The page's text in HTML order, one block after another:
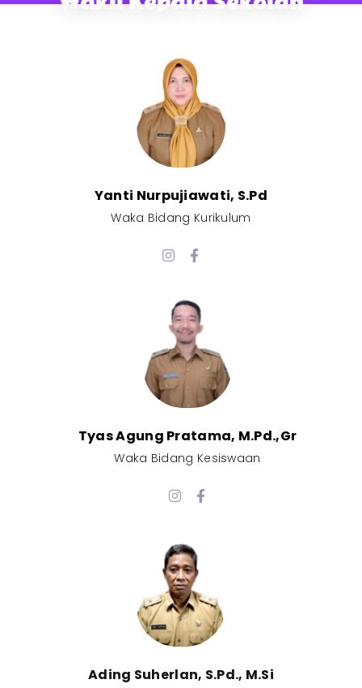
Yanti Nurpujiawati, S.Pd
Waka Bidang Kurikulum
Tyas Agung Pratama, M.Pd.,Gr​
Waka Bidang Kesiswaan​
Ading Suherlan, S.Pd., M.Si​